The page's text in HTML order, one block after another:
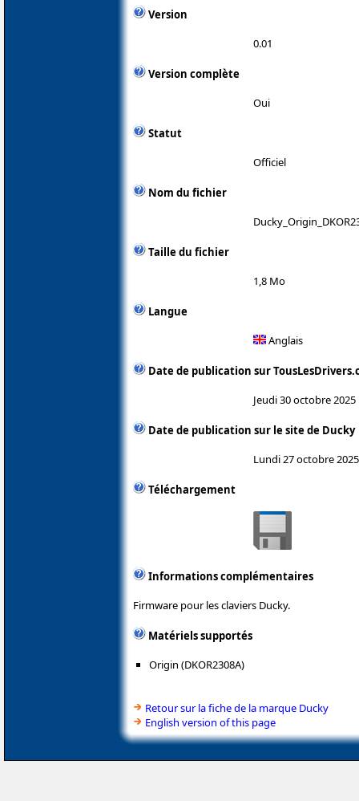
Version
0.01
Version complète
Oui
Statut
Officiel
Nom du fichier
Taille du fichier
1,8 Mo
Langue
Anglais
Date de publication sur
Jeudi 30 octobre 2025
Date de publication sur le site de Ducky
Lundi 27 octobre 2025
Téléchargement
Informations complémentaires
Firmware pour les claviers Ducky.
Matériels supportés
Origin (DKOR2308A)
Retour sur la fiche de la marque Ducky
English version of this page